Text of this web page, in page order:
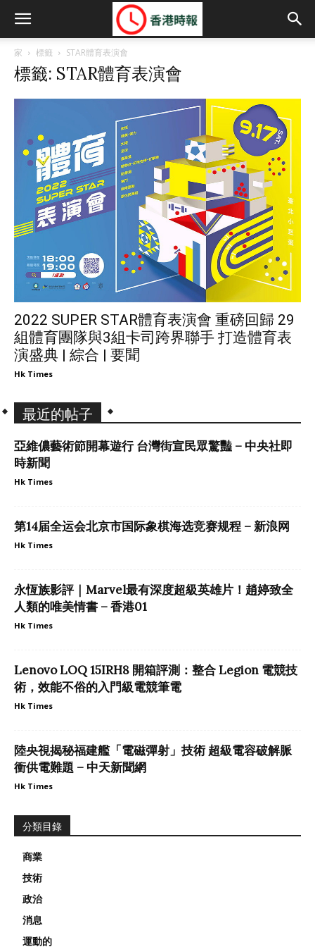
家 標籤 STAR體育表演會
標籤: STAR體育表演會
2022 SUPER STAR體育表演會 重磅回歸 29
組體育團隊與3組卡司跨界聯手 打造體育表
演盛典 | 綜合 | 要聞
Hk Times
最近的帖子
亞維儂藝術節開幕遊行 台灣街宣民眾驚豔 – 中央社即
時新聞
Hk Times
第14届全运会北京市国际象棋海选竞赛规程 – 新浪网
Hk Times
永恆族影評｜Marvel最有深度超級英雄片！趙婷致全
人類的唯美情書 – 香港01
Hk Times
Lenovo LOQ 15IRH8 開箱評測：整合 Legion 電競技
術，效能不俗的入門級電競筆電
Hk Times
陸央視揭秘福建艦「電磁彈射」技術 超級電容破解脈
衝供電難題 – 中天新聞網
Hk Times
分類目錄
商業
技術
政治
消息
運動的